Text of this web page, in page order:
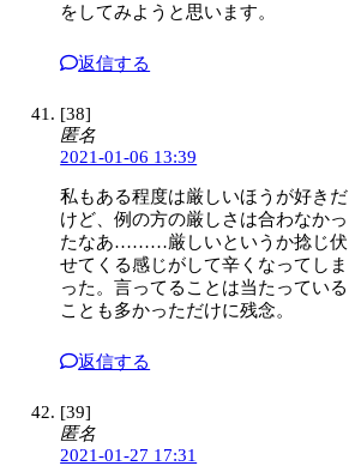
をしてみようと思います。
返信する
[38]
匿名
2021-01-06 13:39
私もある程度は厳しいほうが好きだ
けど、例の方の厳しさは合わなかっ
たなあ………厳しいというか捻じ伏
せてくる感じがして辛くなってしま
った。言ってることは当たっている
ことも多かっただけに残念。
返信する
[39]
匿名
2021-01-27 17:31